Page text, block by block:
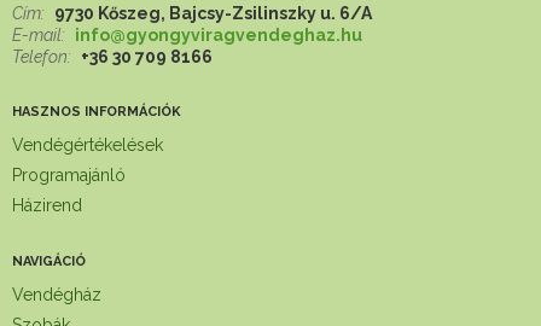
Cím:
9730 Kőszeg, Bajcsy-Zsilinszky u. 6/A
E-mail:
info@gyongyviragvendeghaz.hu
Telefon:
+36 30 709 8166
HASZNOS INFORMÁCIÓK
Vendégértékelések
Programajánló
Házirend
NAVIGÁCIÓ
Vendégház